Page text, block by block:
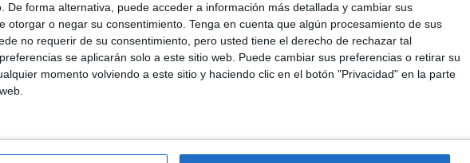
De forma alternativa, puede acceder a información más detallada y cambiar sus
otorgar o negar su consentimiento. Tenga en cuenta que algún procesamiento de sus
no requerir de su consentimiento, pero usted tiene el derecho de rechazar tal
se aplicarán solo a este sitio web. Puede cambiar sus preferencias o retirar su
momento volviendo a este sitio y haciendo clic en el botón "Privacidad" en la parte
en su vídeo que la vacunación es la "única y
de una vez con la pandemia.